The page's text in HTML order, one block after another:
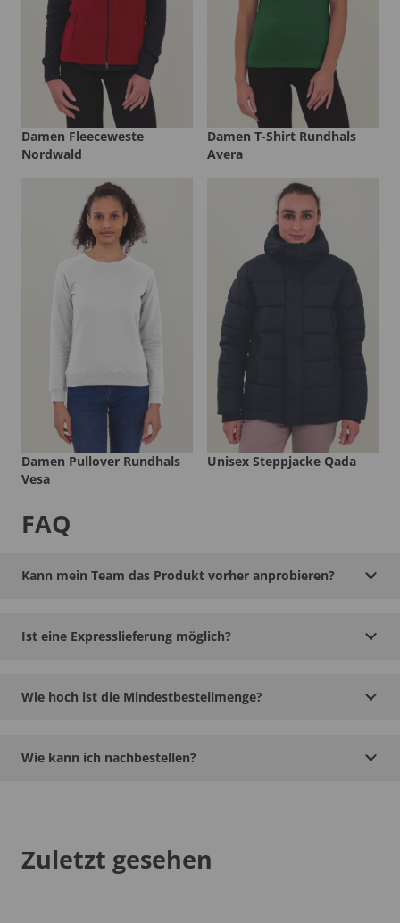
Damen Fleeceweste
Nordwald
Damen T-Shirt Rundhals
Avera
Damen Pullover Rundhals
Vesa
Unisex Steppjacke Qada
FAQ
Kann mein Team das Produkt vorher anprobieren?
Ist eine Expresslieferung möglich?
Wie hoch ist die Mindestbestellmenge?
Wie kann ich nachbestellen?
Zuletzt gesehen